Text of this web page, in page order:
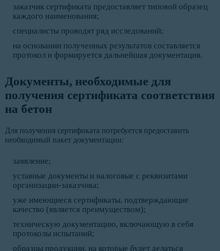
заказчик сертификата предоставляет типовой образец
каждого наименования;
специалисты проводят ряд исследований;
на основании полученных результатов составляется
протокол и формируется дальнейшая документация.
Документы, необходимые для
получения сертификата соответствия
на бетон
Для получения сертификата потребуется предоставить
необходимый пакет документации:
заявление;
уставные документы и налоговые с реквизитами
организации-заказчика;
уже имеющиеся сертификаты, подтверждающие
качество (является преимуществом);
техническую документацию, включающую в себя
протоколы испытаний;
образцы продукции, на которые будет делаться